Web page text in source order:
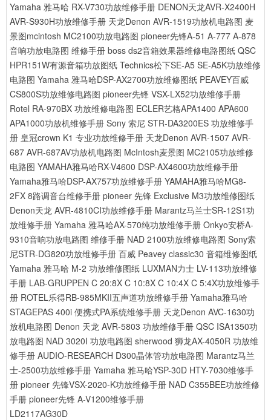
Yamaha 雅马哈 RX-V730功放维修手册 DENON天龙AVR-X2400H
AVR-S930H功放维修手册 天龙Denon AVR-1519功放机电路图 麦
景图mcintosh MC2100功放电路图 pioneer先锋A-51 A-777 A-878
音响功放电路图 维修手册 boss ds2音箱效果器维修电路图纸 QSC
HPR151W有源音箱功放图纸 Technics松下SE-A5 SE-A5K功放维修
电路图 Yamaha 雅马哈DSP-AX2700功放维修图纸 PEAVEY百威
CS800S功放维修电路图 pioneer先锋 VSX-LX52功放维修手册
Rotel RA-970BX 功放维修电路图 ECLER艺格APA1400 APA600
APA1000功放机维修手册 Sony 索尼 STR-DA3200ES 功放维修手
册 皇冠crown K1 专业功放维修手册 天龙Denon AVR-1507 AVR-
687 AVR-687AV功放机电路图 McIntosh麦景图 MC2105功放维修
电路图 YAMAHA雅马哈RX-V4600 DSP-AX4600功放维修手册
Yamaha雅马哈DSP-AX757功放维修手册 YAMAHA雅马哈MG8-
2FX 8路调音台维修手册 pioneer 先锋 Exclusive M3功放维修图纸
Denon天龙 AVR-4810CI功放维修手册 Marantz马兰士SR-12S1功
放维修手册 Yamaha 雅马哈AX-570纯功放维修手册 Onkyo安桥A-
9310音响功放电路图 维修手册 NAD 2100功放维修电路图 Sony索
尼STR-DG820功放维修手册 百威 Peavey classic30 音箱维修图纸
Yamaha 雅马哈 M-2 功放维修图纸 LUXMAN力士 LV-113功放维修
手册 LAB-GRUPPEN C 20:8X C 10:8X C 10:4X C 5:4X功放维修手
册 ROTEL乐得RB-985MKII五声道功放维修手册 Yamaha雅马哈
STAGEPAS 400i 便携式PA系统维修手册 天龙Denon AVC-1630功
放机电路图 Denon 天龙 AVR-5803 功放维修手册 QSC ISA1350功
放电路图 NAD 3020I 功放电路图 sherwood 狮龙AX-4050R 功放维
修手册 AUDIO-RESEARCH D300晶体管功放电路图 Marantz马兰
士-2500功放维修手册 Yamaha 雅马哈YSP-30D HTY-7030维修手
册 pioneer 先锋VSX-2020-K功放维修手册 NAD C355BEE功放维修
手册 pioneer先锋 A-V1200维修手册
LD2117AG30D